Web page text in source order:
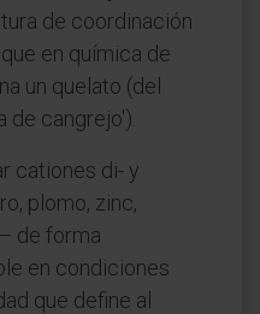
de coordinación
en química de
un quelato (del
de cangrejo').
cationes di- y
plomo, zinc,
de forma
en condiciones
que define al